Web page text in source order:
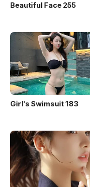
Beautiful Face 255
Girl's Swimsuit 183